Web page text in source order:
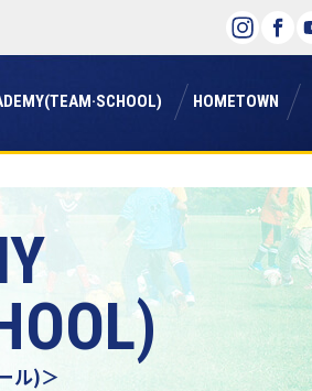
ミー(チーム・スクール) ホームタウン
HOMETOWN
ル)＞